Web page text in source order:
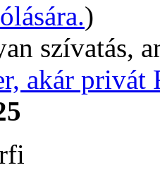
)
szívatás,
akár privát